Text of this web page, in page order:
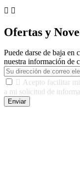
 
Ofertas y
Puede darse de baja en
nuestra información de
 Acepto facilitar
a mi solicitud de
Enviar